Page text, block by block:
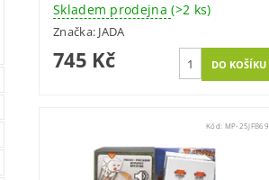
Skladem prodejna(>2 ks)
Značka: JADA
745 Kč
Kód: MP-25JFB69